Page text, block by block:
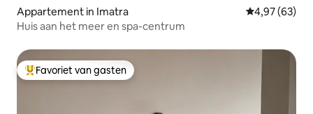
Appartement in Imatra Gemiddelde
4,97 (63)
Huis aan het meer en spa-centrum
Topfavoriet van gasten
Favoriet van gasten